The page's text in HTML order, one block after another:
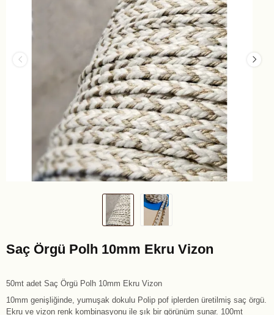
Saç Örgü Polh 10mm Ekru Vizon
50mt adet Saç Örgü Polh 10mm Ekru Vizon
10mm genişliğinde, yumuşak dokulu Polip pof iplerden üretilmiş saç örgü.
Ekru ve vizon renk kombinasyonu ile şık bir görünüm sunar. 100mt